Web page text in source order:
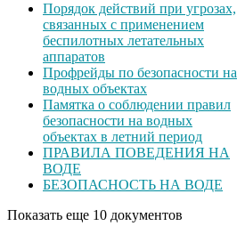
Порядок действий при угрозах,
связанных с применением
беспилотных летательных
аппаратов
Профрейды по безопасности на
водных объектах
Памятка о соблюдении правил
безопасности на водных
объектах в летний период
ПРАВИЛА ПОВЕДЕНИЯ НА
ВОДЕ
БЕЗОПАСНОСТЬ НА ВОДЕ
Показать еще 10 документов